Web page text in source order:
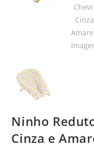
Ninho
Cinza e